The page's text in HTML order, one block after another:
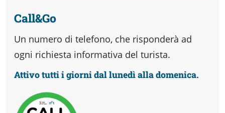
Call&Go
Un numero di telefono, che risponderà ad
ogni richiesta informativa del turista.
Attivo tutti i giorni dal lunedì alla domenica.